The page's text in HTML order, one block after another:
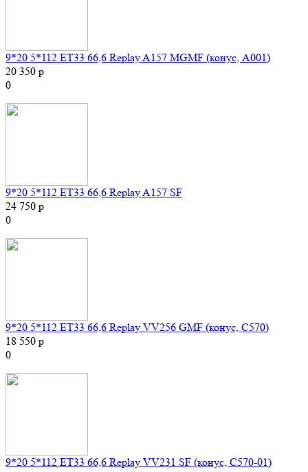
9*20 5*112 ET33 66,6 Replay A157 MGMF (конус, A001)
20 350 р
0
9*20 5*112 ET33 66,6 Replay A157 SF
24 750 р
0
9*20 5*112 ET33 66,6 Replay VV256 GMF (конус, C570)
18 550 р
0
9*20 5*112 ET33 66,6 Replay VV231 SF (конус, C570-01)